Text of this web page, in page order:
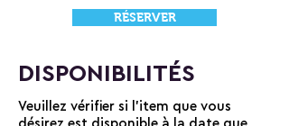
RÉSERVER
DISPONIBILITÉS
Veuillez vérifier si l'item que vous